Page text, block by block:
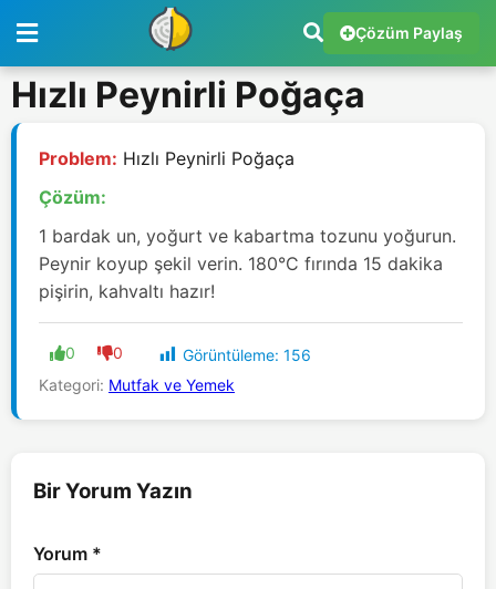
Çözüm Paylaş
Hızlı Peynirli Poğaça
Problem: Hızlı Peynirli Poğaça
Çözüm:
1 bardak un, yoğurt ve kabartma tozunu yoğurun.
Peynir koyup şekil verin. 180°C fırında 15 dakika
pişirin, kahvaltı hazır!
0 0 Görüntüleme: 156
Kategori: Mutfak ve Yemek
Bir Yorum Yazın
Yorum *